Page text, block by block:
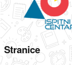
Stranice